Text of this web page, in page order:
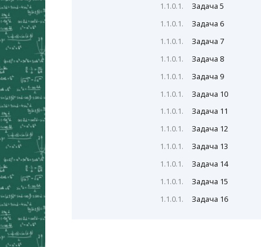
Задача 5
Задача 6
Задача 7
Задача 8
Задача 9
Задача 10
Задача 11
Задача 12
Задача 13
Задача 14
Задача 15
Задача 16